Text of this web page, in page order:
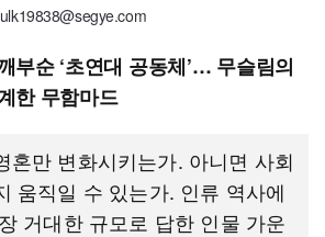
부순 ‘초연대 공동체’… 무슬림의
한 무함마드
혼만 변화시키는가. 아니면 사회
움직일 수 있는가. 인류 역사에
거대한 규모로 답한 인물 가운